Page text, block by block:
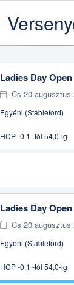
Ladies Day
Cs 20 augusztus
Egyéni (Stableford)
HCP -0,1 -tól 54,0-ig
Ladies Day
Cs 20 augusztus
Egyéni (Stableford)
HCP -0,1 -tól 54,0-ig